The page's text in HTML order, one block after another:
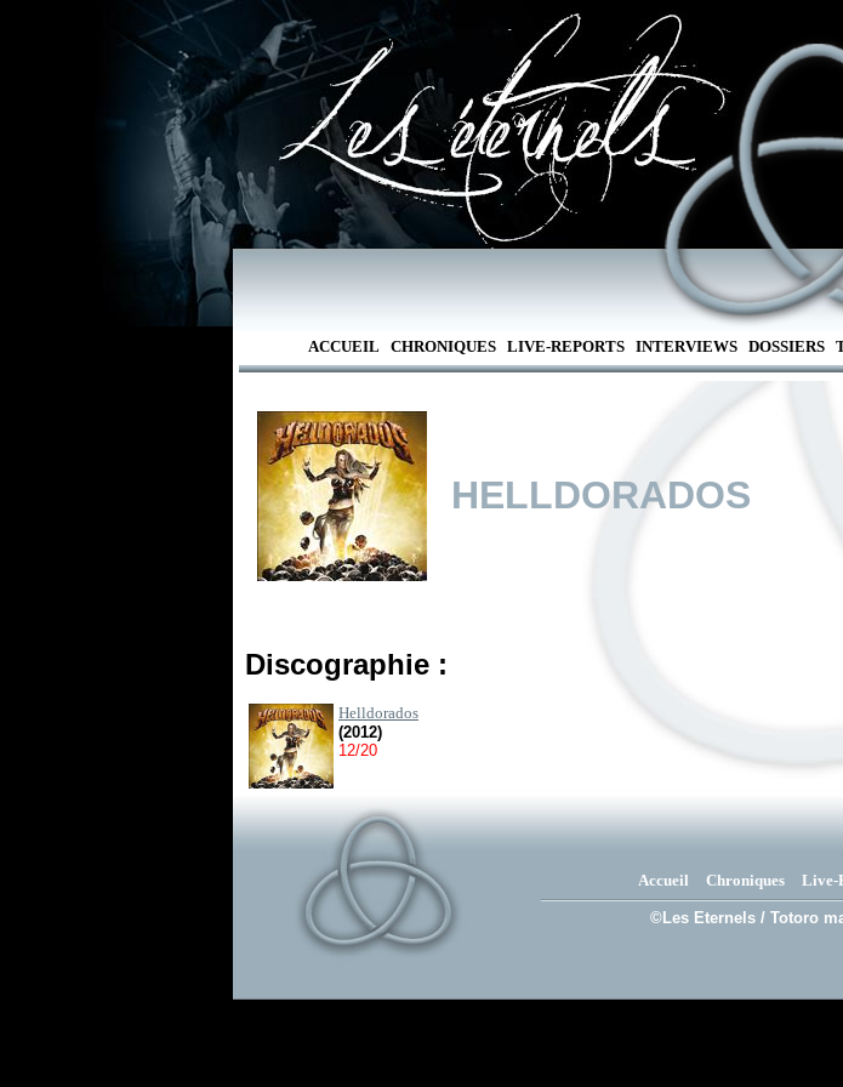
ACCUEIL CHRONIQUES LIVE-REPORTS INTERVIEWS DOSSIERS
HELLDORADOS
Discographie :
Helldorados
(2012)
12/20
Accueil Chroniques Live-
©Les Eternels / Totoro